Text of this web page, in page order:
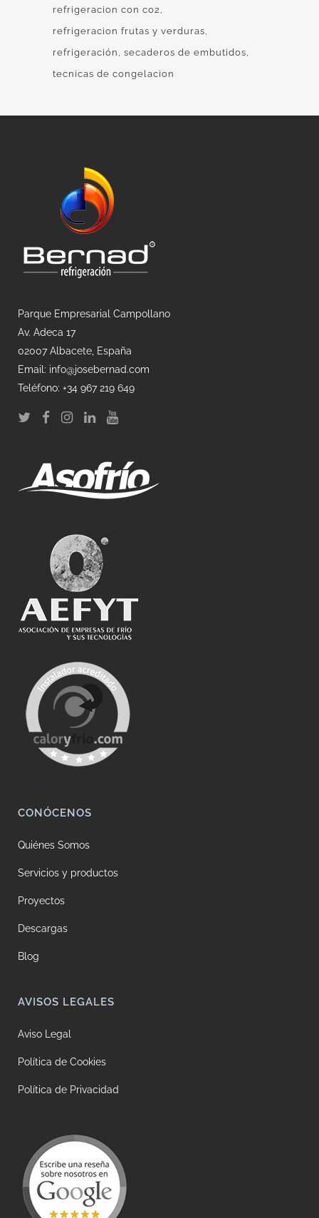
refrigeracion con co2
refrigeracion frutas y verduras
refrigeración
secaderos de embutidos
tecnicas de congelacion
Parque Empresarial Campollano
Av. Adeca 17
02007 Albacete, España
Email: info@josebernad.com
Teléfono: +34 967 219 649
CONÓCENOS
Quiénes Somos
Servicios y productos
Proyectos
Descargas
Blog
AVISOS LEGALES
Aviso Legal
Política de Cookies
Política de Privacidad